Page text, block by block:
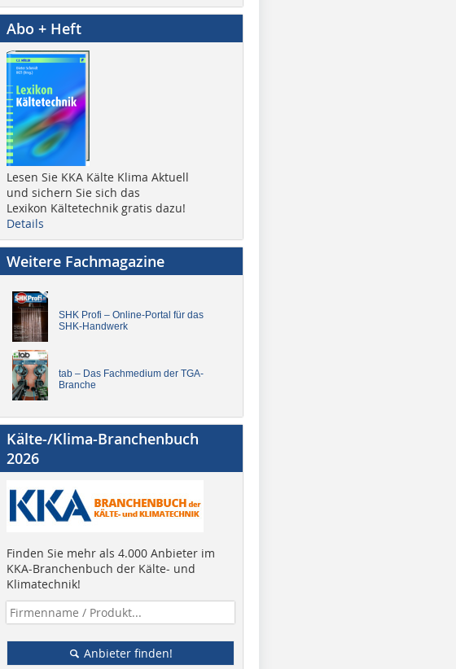
Abo + Heft
Lesen Sie KKA Kälte Klima Aktuell
und sichern Sie sich das
Lexikon Kältetechnik gratis dazu!
Details
Weitere Fachmagazine
SHK Profi – Online-Portal für das
SHK-Handwerk
tab – Das Fachmedium der TGA-
Branche
Kälte-/Klima-Branchenbuch
2026
Finden Sie mehr als 4.000 Anbieter im
KKA-Branchenbuch der Kälte- und
Klimatechnik!
Anbieter finden!